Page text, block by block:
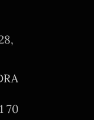
70